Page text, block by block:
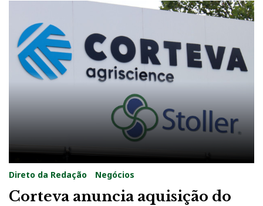
Direto da Redação Negócios
Corteva anuncia aquisição do